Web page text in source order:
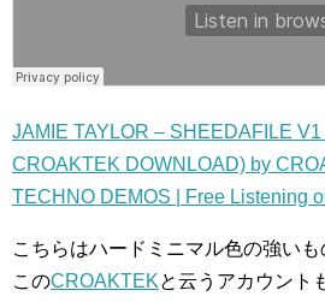
JAMIE TAYLOR – SHEEDAFILE
CROAKTEK DOWNLOAD) by
TECHNO DEMOS | Free Listening
こちらはハードミニマル色の強いも
このCROAKTEKと云うアカウント